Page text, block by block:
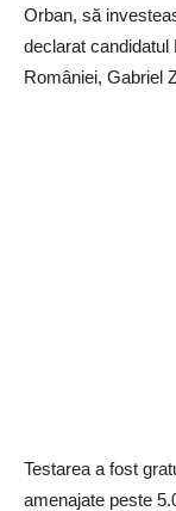
Orban, să
declarat
României, Gabriel
Testarea a fost
amenajate peste